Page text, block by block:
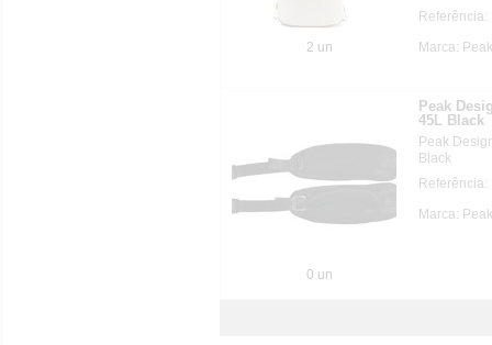
2 un
Referência:
Marca:
0 un
Peak
45L Black
Peak
Black
Referência:
Marca: